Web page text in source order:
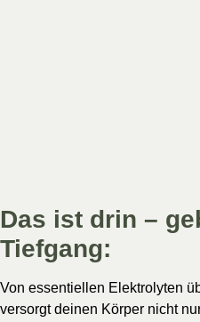
Das ist drin –
Tiefgang:
Von essentiellen Elektrolyten
versorgt deinen Körper nicht